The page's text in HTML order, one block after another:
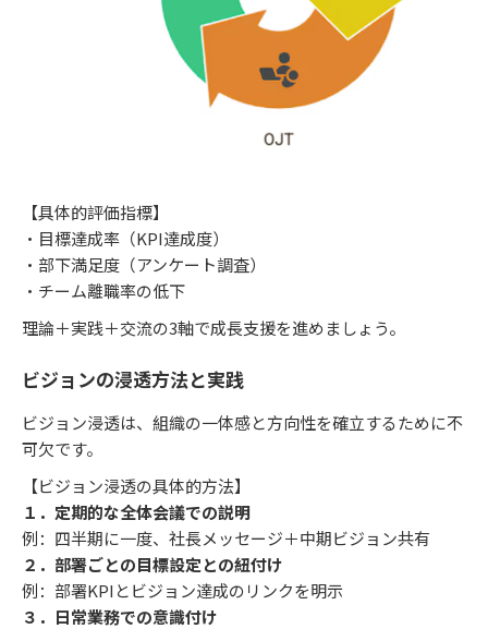
【具体的評価指標】
・目標達成率（KPI達成度）
・部下満足度（アンケート調査）
・チーム離職率の低下
理論＋実践＋交流の3軸で成長支援を進めましょう。
ビジョンの浸透方法と実践
ビジョン浸透は、組織の一体感と方向性を確立するために不
可欠です。
【ビジョン浸透の具体的方法】
１．定期的な全体会議での説明
例：四半期に一度、社長メッセージ＋中期ビジョン共有
２．部署ごとの目標設定との紐付け
例：部署KPIとビジョン達成のリンクを明示
３．日常業務での意識付け